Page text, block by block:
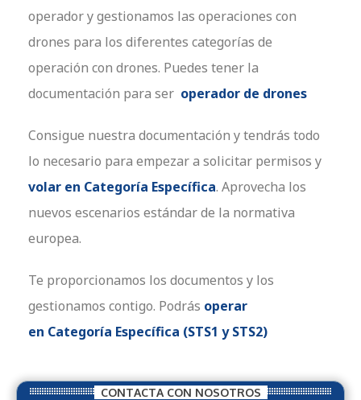
operador y gestionamos las operaciones con
drones para los diferentes categorías de
operación con drones. Puedes tener la
documentación para ser operador de drones
Consigue nuestra documentación y tendrás todo
lo necesario para empezar a solicitar permisos y
volar en Categoría Específica. Aprovecha los
nuevos escenarios estándar de la normativa
europea.
Te proporcionamos los documentos y los
gestionamos contigo. Podrás operar
en Categoría Específica (STS1 y STS2)
CONTACTA CON NOSOTROS